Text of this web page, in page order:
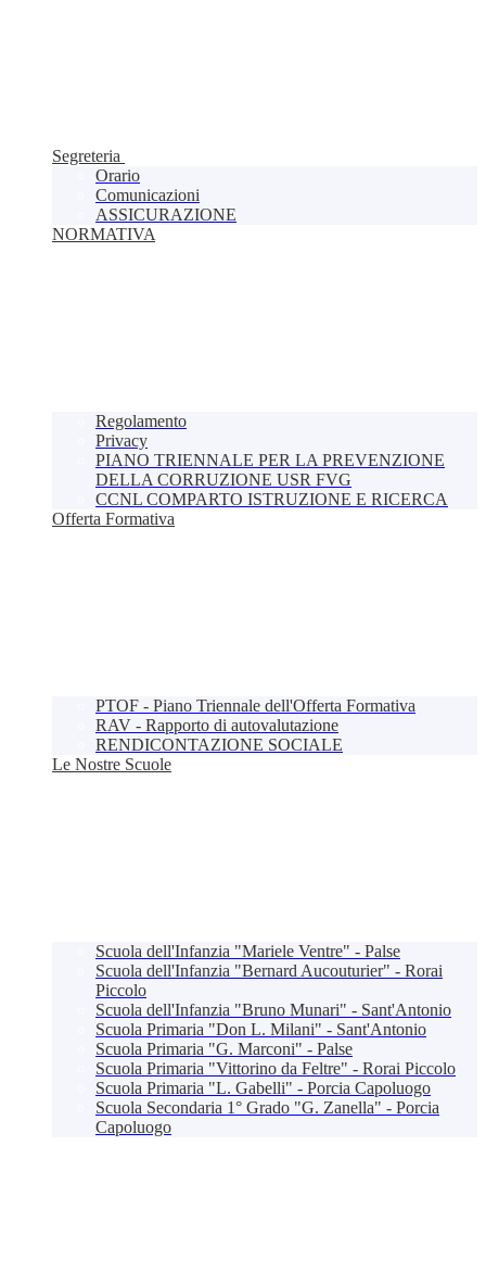
Segreteria
Orario
Comunicazioni
ASSICURAZIONE
NORMATIVA
Regolamento
Privacy
PIANO TRIENNALE PER LA PREVENZIONE
DELLA CORRUZIONE USR FVG
CCNL COMPARTO ISTRUZIONE E RICERCA
Offerta Formativa
PTOF - Piano Triennale dell'Offerta Formativa
RAV - Rapporto di autovalutazione
RENDICONTAZIONE SOCIALE
Le Nostre Scuole
Scuola dell'Infanzia "Mariele Ventre" - Palse
Scuola dell'Infanzia "Bernard Aucouturier" - Rorai
Piccolo
Scuola dell'Infanzia "Bruno Munari" - Sant'Antonio
Scuola Primaria "Don L. Milani" - Sant'Antonio
Scuola Primaria "G. Marconi" - Palse
Scuola Primaria "Vittorino da Feltre" - Rorai Piccolo
Scuola Primaria "L. Gabelli" - Porcia Capoluogo
Scuola Secondaria 1° Grado "G. Zanella" - Porcia
Capoluogo